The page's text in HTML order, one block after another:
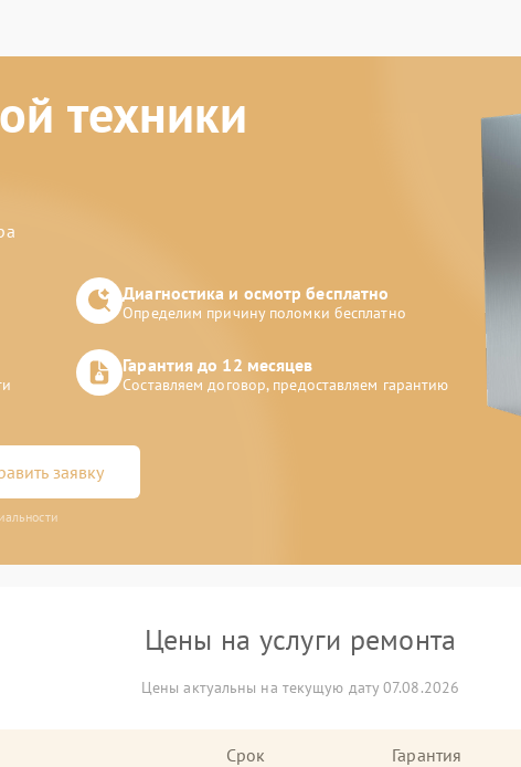
техники
Диагностика и осмотр бесплатно
Определим причину поломки бесплатно
Гарантия до 12 месяцев
Составляем договор, предоставляем гарантию
заявку
Цены на услуги ремонта
Цены актуальны на текущую дату 07.08.2026
Срок Гарантия